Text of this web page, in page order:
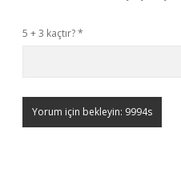
5 + 3 kaçtır?*